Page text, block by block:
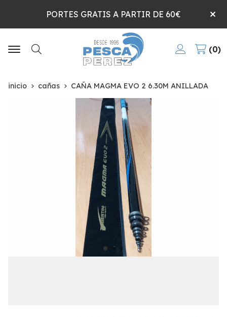
PORTES GRATIS A PARTIR DE 60€
Buscar
0
inicio cañas CAÑA MAGMA EVO 2 6.30M ANILLADA